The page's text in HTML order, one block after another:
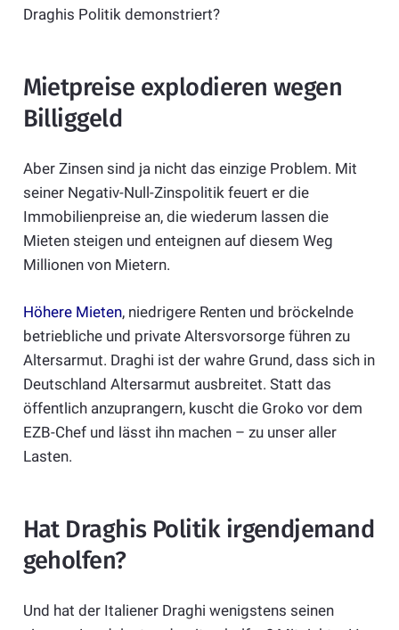
Draghis Politik demonstriert?
Mietpreise explodieren wegen
Billiggeld
Aber Zinsen sind ja nicht das einzige Problem. Mit
seiner Negativ-Null-Zinspolitik feuert er die
Immobilienpreise an, die wiederum lassen die
Mieten steigen und enteignen auf diesem Weg
Millionen von Mietern.
Höhere Mieten, niedrigere Renten und bröckelnde
betriebliche und private Altersvorsorge führen zu
Altersarmut. Draghi ist der wahre Grund, dass sich in
Deutschland Altersarmut ausbreitet. Statt das
öffentlich anzuprangern, kuscht die Groko vor dem
EZB-Chef und lässt ihn machen – zu unser aller
Lasten.
Hat Draghis Politik irgendjemand
geholfen?
Und hat der Italiener Draghi wenigstens seinen